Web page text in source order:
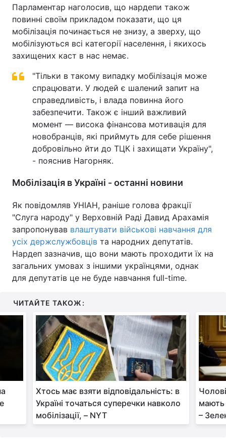
Парламентар наголосив, що нардепи також
повинні своїм прикладом показати, що ця
мобілізація починається не знизу, а зверху, що
мобілізуються всі категорії населення, і якихось
захищених каст в нас немає.
"Тільки в такому випадку мобілізація може
спрацювати. У людей є шалений запит на
справедливість, і влада повинна його
забезпечити. Також є інший важливий
момент — висока фінансова мотивація для
новобранців, які приймуть для себе рішення
добровільно йти до ТЦК і захищати Україну",
- пояснив Нагорняк.
Мобілізація в Україні - останні новини
Як повідомляв УНІАН, раніше голова фракції
"Слуга народу" у Верховній Раді Давид Арахамія
запропонував влаштувати військові навчання для
усіх держслужбовців та народних депутатів.
Нардеп зазначив, що вони мають проходити їх на
загальних умовах з іншими українцями, однак
для депутатів це не буде навчання full-time.
ЧИТАЙТЕ ТАКОЖ:
Хтось має взяти відповідальність: в
Україні точаться суперечки навколо
мобілізації, – NYT
мають
–